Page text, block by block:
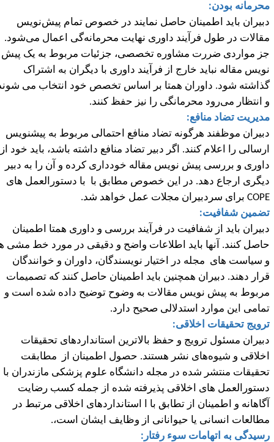
بودن:
باید اطمینان حاصل نمایند در خصوص تمام پیشنویس
در طول فرآیند داوری نهایت محرمانهگی اعمال میشود.
مواردی ضررت مشاوره تخصصی، جزئیات مربوط به یک پیش
مقاله نباید خارج از فرآیند داوری با دیگران به اشتراک
شود. داوران همتا بر اساس تخصص خود انتخاب می شوند
انتظار میرود محرمانگی را نیز حفظ کنند.
تضاد منافع:
موظفند هرگونه تضاد منافع احتمالی مربوط به پیشنویس
را اعلام کنند. اگر دبیر تضاد منافع داشته باشد، باید خود از
و بررسی پیش نویس مقاله خودداری کرده و آن را به دبیر
ارجاع دهد. در این خصوص مطابق با با دستورالعمل های
برای سردبیران مجلات عمل خواهد شد.
شفافیت:
باید از شفافیت در فرآیند بررسی و داوری همتا اطمینان
کنند. آنها باید اطلاعات واضح و دقیقی در مورد خط مشی ها
سیاست های مجله در اختیار نویسندگان، داوران و خوانندگان
دهند. دبیران همچنین باید اطمینان حاصل کنند که تصمیمات
به پیش نویس مقالات به وضوح توضیح داده شده است و
این موارد استدلالی صحیح دارد.
تحقیقات اخلاقی:
مسئول ترویج و حفظ بالاترین استانداردهای تحقیقات
و شیوههای نشر هستند. حصول اطمینان از مطابقت
منتشر شده در مجله دانشگاه علوم پزشکی مازندران با
های اخلاقی پذیرفته شده از جمله کسب رضایت
و اطمینان از تطابق با ا استانداردهای اخلاقی مرتبط در
انسانی یا حیوانانی از وظایف ایشان است،.
به اتهامات سوء رفتار: